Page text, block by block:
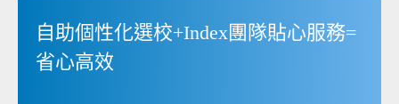
自助個性化選校+Index團隊貼心服務=
省心高效